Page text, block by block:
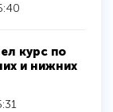
курс по
и нижних